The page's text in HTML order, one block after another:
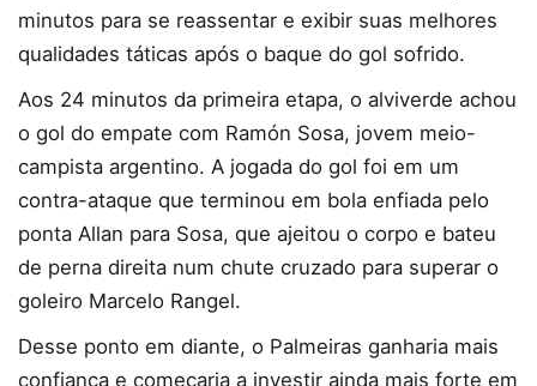
minutos para se reassentar e exibir suas melhores
qualidades táticas após o baque do gol sofrido.
Aos 24 minutos da primeira etapa, o alviverde achou
o gol do empate com Ramón Sosa, jovem meio-
campista argentino. A jogada do gol foi em um
contra-ataque que terminou em bola enfiada pelo
ponta Allan para Sosa, que ajeitou o corpo e bateu
de perna direita num chute cruzado para superar o
goleiro Marcelo Rangel.
Desse ponto em diante, o Palmeiras ganharia mais
confiança e começaria a investir ainda mais forte em